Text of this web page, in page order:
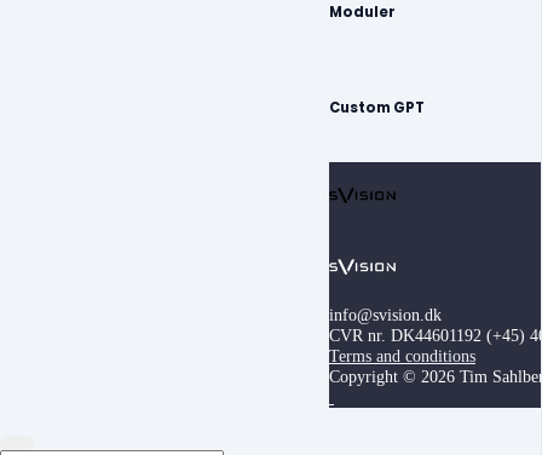
Moduler
Custom GPT
info@svision.dk
CVR nr. DK44601192 (+45)
Terms and conditions
Copyright © 2026 Tim